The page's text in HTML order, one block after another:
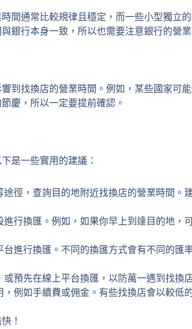
間通常比較規律且穩定，而一些小型獨立
銀行本身一致，所以也需要注意銀行的營業
到找換店的營業時間。例如，某些國家可
慶，所以一定要提前確認。
是一些實用的建議：
徑，查詢目的地附近找換店的營業時間。
行換匯。例如，如果你早上到達目的地，
進行換匯。不同的換匯方式會有不同的匯
預先在線上平台換匯，以防萬一遇到找換
例如手續費或佣金。有些找換店會以較低
！